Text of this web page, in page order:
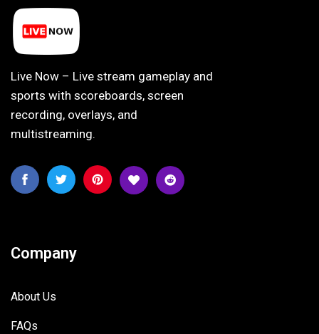
Live Now – Live stream gameplay and
sports with scoreboards, screen
recording, overlays, and
multistreaming.
Company
About Us
FAQs